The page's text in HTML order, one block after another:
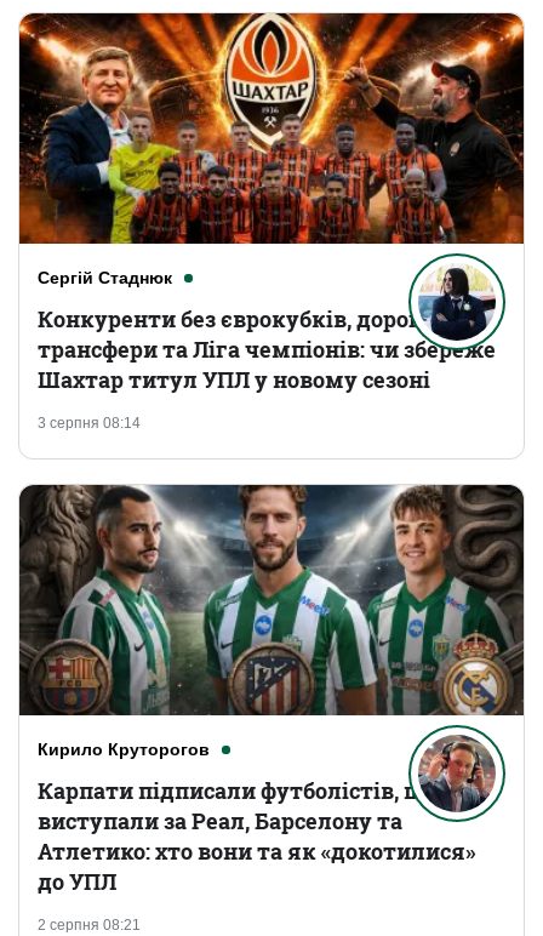
Сергій Стаднюк
3 серпня 08:14
Конкуренти без єврокубків, дорогі
трансфери та Ліга чемпіонів: чи збереже
Шахтар титул УПЛ у новому сезоні
Кирило Круторогов
2 серпня 08:21
Карпати підписали футболістів, що
виступали за Реал, Барселону та
Атлетико: хто вони та як «докотилися»
до УПЛ